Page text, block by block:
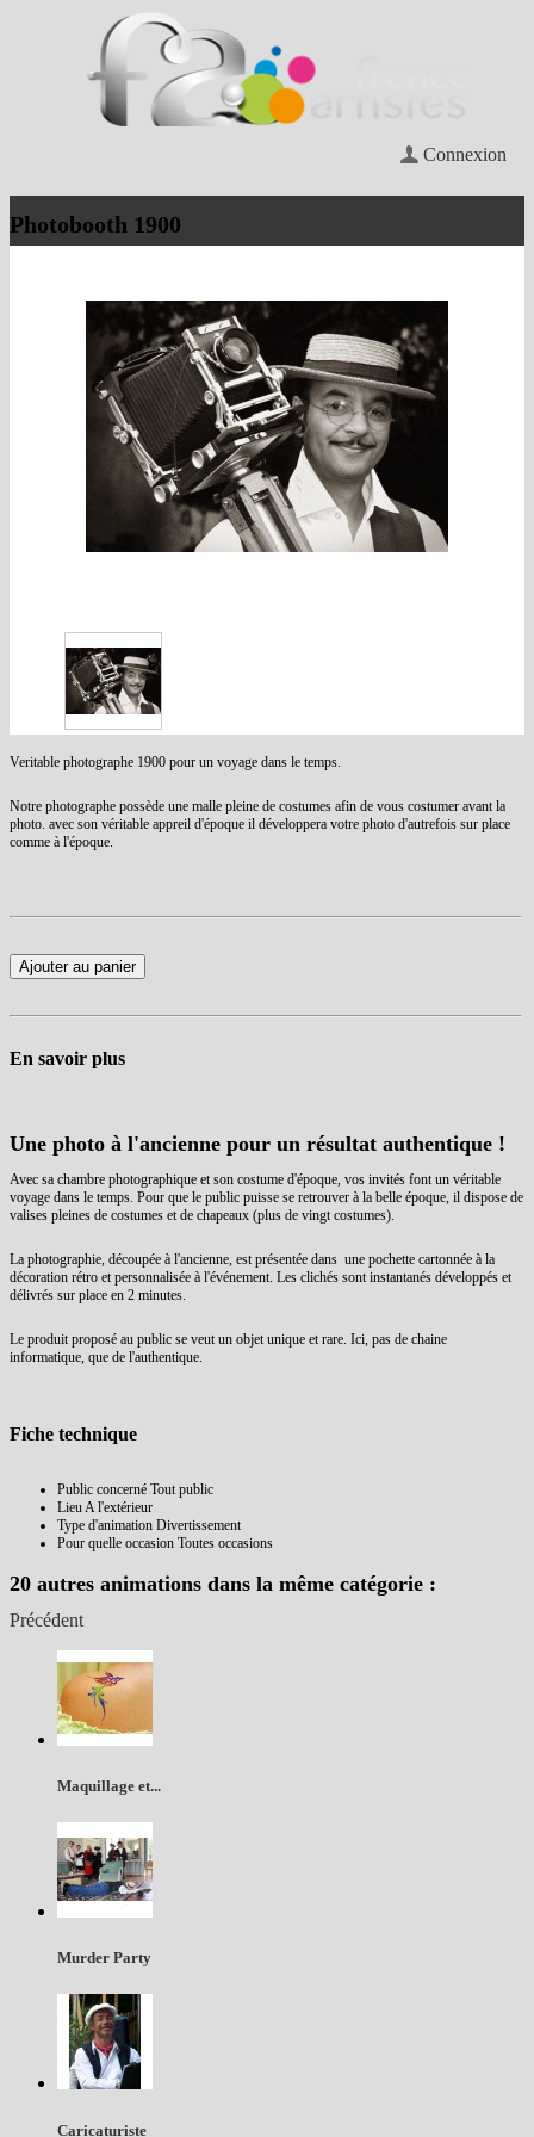
Connexion
Photobooth 1900
Veritable photographe 1900 pour un voyage dans le temps.
Notre photographe possède une malle pleine de costumes afin de vous costumer avant la
photo. avec son véritable appreil d'époque il développera votre photo d'autrefois sur place
comme à l'époque.
Ajouter au panier
En savoir plus
Une photo à l'ancienne pour un résultat authentique !
Avec sa chambre photographique et son costume d'époque, vos invités font un véritable
voyage dans le temps. Pour que le public puisse se retrouver à la belle époque, il dispose de
valises pleines de costumes et de chapeaux (plus de vingt costumes).
La photographie, découpée à l'ancienne, est présentée dans une pochette cartonnée à la
décoration rétro et personnalisée à l'événement. Les clichés sont instantanés développés et
délivrés sur place en 2 minutes.
Le produit proposé au public se veut un objet unique et rare. Ici, pas de chaine
informatique, que de l'authentique.
Fiche technique
Public concerné Tout public
LieuA l'extérieur
Type d'animation Divertissement
Pour quelle occasion Toutes occasions
20 autres animations dans la même catégorie :
Précédent
Maquillage et...
Murder Party
Caricaturiste